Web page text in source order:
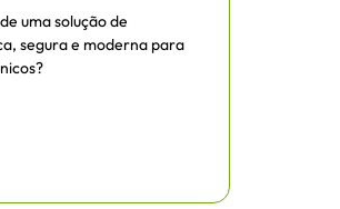
uma solução de
segura e moderna para